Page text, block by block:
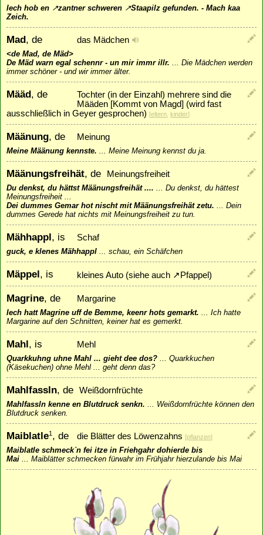
Iech hob en ↗zantnerschweren ↗Staapilz gefunden. - Mach kaa
Zeich.
Mad, de das Mädchen
<de Mad, de Mäd>
De Mäd warn egal schennr - un mir immr illr. ... Die Mädchen werden
immer schöner - und wir immer älter.
Määd, de
Tochter (in der Einzahl) mehrere sind die
Määden [Kommt von Magd] (wird fast
ausschließlich in Geyer gesprochen) [eltern, kinder]
Määnung, de Meinung
Meine Määnung kennste. ... Meine Meinung kennst du ja.
Määnungsfreihät, de Meinungsfreiheit
Du denkst, du hättst Määnungsfreihät .... ... Du denkst, du hättest
Meinungsfreiheit ...
Dei dummes Gemar hot nischt mit Määnungsfreihät zetu. ... Dein
dummes Gerede hat nichts mit Meinungsfreiheit zu tun.
Mähhappl, is Schaf
guck, e klenes Mähhappl ... schau, ein Schäfchen
Mäppel, is kleines Auto (siehe auch ↗ Pfappel)
Magrine, de Margarine
Iech hatt Magrine uff de Bemme, keenr hots gemarkt. ... Ich hatte
Margarine auf den Schnitten, keiner hat es gemerkt.
Mahl, is Mehl
Quarkkuhng uhne Mahl ... gieht dee dos? ... Quarkkuchen
(Käsekuchen) ohne Mehl ... geht denn das?
Mahlfassln, de Weißdornfrüchte
Mahlfassln kenne en Blutdruck senkn. ... Weißdornfrüchte können den
Blutdruck senken.
Maiblatle1, de die Blätter des Löwenzahns [pflanzen]
Maiblatle schmeck´n fei itze in Friehgahr dohierde bis
Mai ... Maiblätter schmecken fürwahr im Frühjahr hierzulande bis Mai